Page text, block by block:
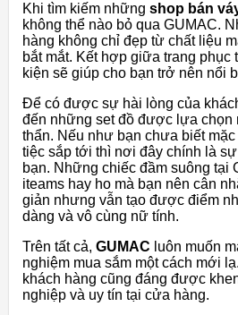
Khi tìm kiếm những shop bán
không thể nào bỏ qua GUMAC.
hàng không chỉ đẹp từ chất liệu
bắt mắt. Kết hợp giữa trang phục
kiện sẽ giúp cho bạn trở nên nổi
Để có được sự hài lòng của
đến những set đồ được lựa chọn
thẩn. Nếu như bạn chưa biết
tiệc sắp tới thì nơi đây chính là
bạn. Những chiếc đầm suông tại
iteams hay ho mà bạn nên cân
giản nhưng vẫn tạo được điểm
dàng và vô cùng nữ tính.
Trên tất cả, GUMAC luôn muốn
nghiệm mua sắm một cách mới
khách hàng cũng đáng được
nghiệp và uy tín tại cửa hàng.